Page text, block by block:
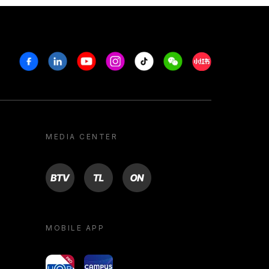
FacebookLinkedinYoutubeInstagram
Tiktok WeechatXiaohongshu/
MEDIA CENTER
BTV TL ON
MOBILE APP
yoU@B Campus VR